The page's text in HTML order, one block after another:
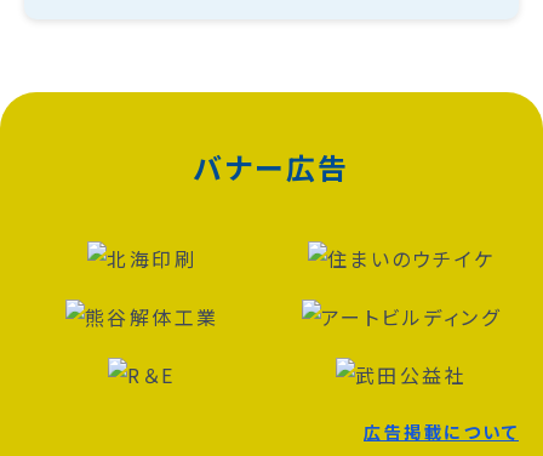
バナー広告
広告掲載について